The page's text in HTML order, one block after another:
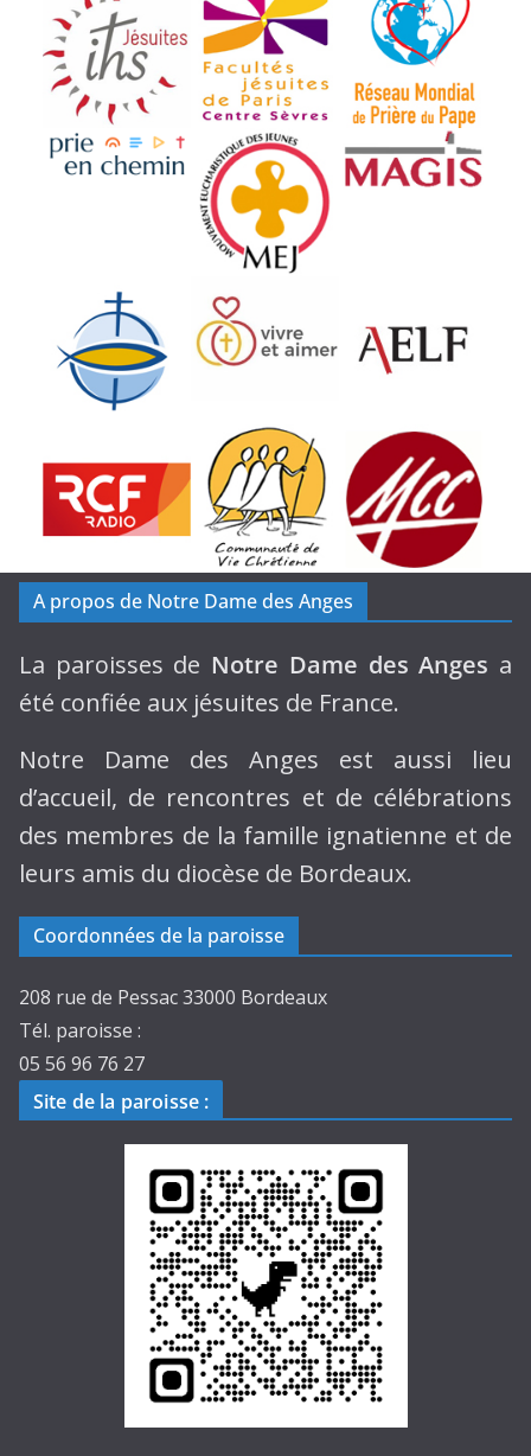
A propos de Notre Dame des Anges
La paroisses de Notre Dame des Anges a
été confiée aux jésuites de France.
Notre Dame des Anges est aussi lieu
d’accueil, de rencontres et de célébrations
des membres de la famille ignatienne et de
leurs amis du diocèse de Bordeaux.
Coordonnées de la paroisse
208 rue de Pessac 33000 Bordeaux
Tél. paroisse :
05 56 96 76 27
Site de la paroisse :